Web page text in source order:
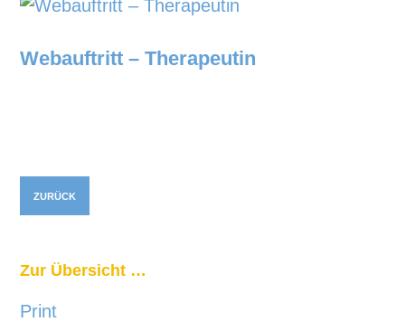
Webauftritt – Therapeutin
ZURÜCK
Zur Übersicht …
Print